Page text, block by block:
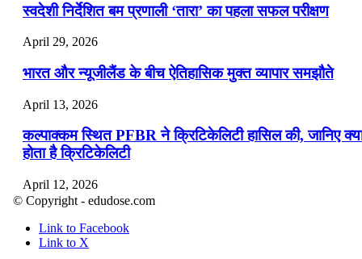
स्वदेशी निर्देशित बम प्रणाली ‘तारा’ का पहला सफल परीक्षण
April 29, 2026
भारत और न्यूजीलैंड के बीच ऐतिहासिक मुक्त व्यापार समझौते
April 13, 2026
कल्पाक्कम स्थित PFBR ने क्रिटिकेलिटी हासिल की, जानिए
होता है क्रिटिकेलिटी
April 12, 2026
April 9, 2026
© Copyright - edudose.com
Link to Facebook
Link to X